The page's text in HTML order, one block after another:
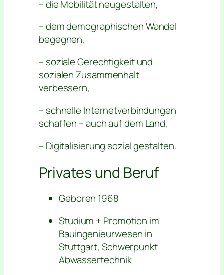
– die Mobilität neugestalten,
– dem demographischen Wandel
begegnen,
– soziale Gerechtigkeit und
sozialen Zusammenhalt
verbessern,
– schnelle Internetverbindungen
schaffen – auch auf dem Land,
– Digitalisierung sozial gestalten.
Privates und Beruf
Geboren 1968
Studium + Promotion im
Bauingenieurwesen in
Stuttgart, Schwerpunkt
Abwassertechnik